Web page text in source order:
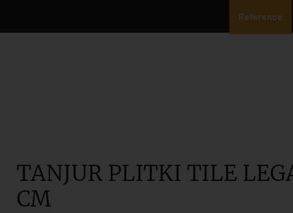
Reference
TANJUR PLITKI TILE
CM